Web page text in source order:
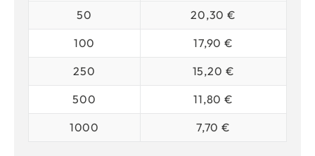
50
20,30 €
100
17,90 €
250
15,20 €
500
11,80 €
1000
7,70 €